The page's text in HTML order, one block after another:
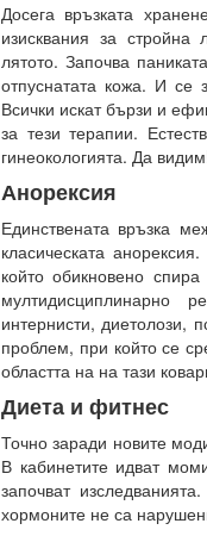
Досега връзката
изисквания за
лятото. Започва
отпуснатата кожа. И се
Всички искат бързи и
за тези терапии.
гинеокологията. Да
Анорексия
Единствената връзка
класическата
който обикновено
мултидисциплинарно
интернисти, диетолози,
проблем, при който се
областта на на тази
Диета и фитнес
Точно заради новите
В кабинетите идват
започват
хормоните не са